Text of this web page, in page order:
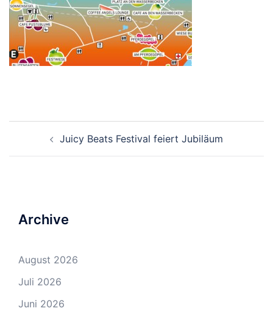
NavigationJuicy Beats Festival feiert Jubiläum
Archive
August 2026
Juli 2026
Juni 2026